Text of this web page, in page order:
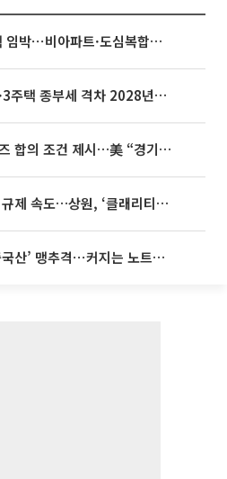
영끌 '주택공급' 대책 임박⋯비아파트·도심복합까지 총동원
종부세 개편에도…1·3주택 종부세 격차 2028년부터 확대
이란, 미국에 호르무즈 합의 조건 제시…美 “경기 아직 안 끝나” [종합]
미국, 가상자산 포괄 규제 속도…상원, ‘클래리티법’ 9월 절차투표 추진
맥북 품은 삼성에 ‘중국산’ 맹추격⋯커지는 노트북 OLED 시장